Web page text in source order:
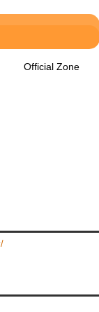
Official Zone